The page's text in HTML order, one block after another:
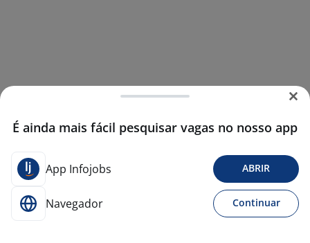
É ainda mais fácil pesquisar vagas no nosso app
App Infojobs ABRIR
Navegador Continuar